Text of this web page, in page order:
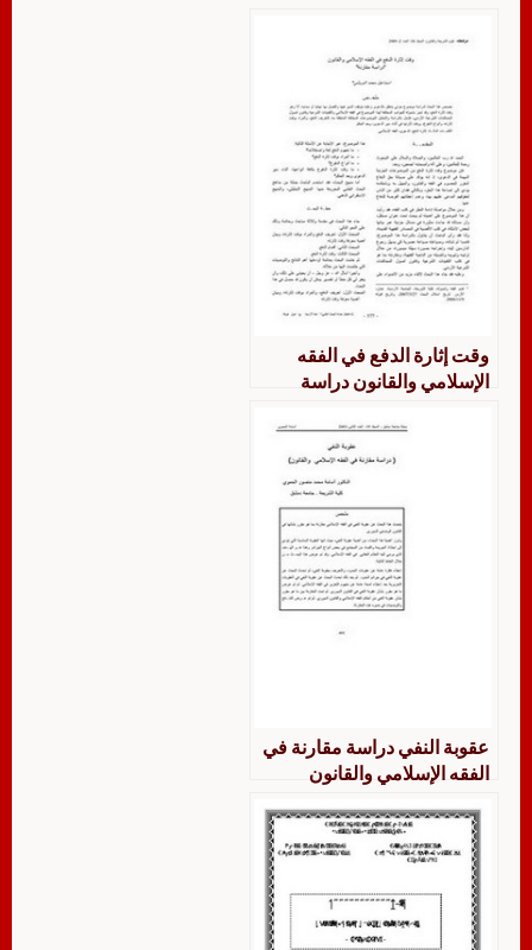
وقت إثارة الدفع في الفقه
الإسلامي والقانون دراسة
عقوبة النفي دراسة مقارنة في
الفقه الإسلامي والقانون